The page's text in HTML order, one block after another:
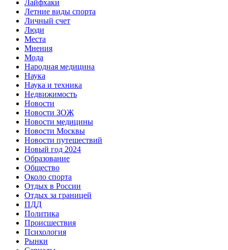
Лайфхаки
Летние виды спорта
Личный счет
Люди
Места
Мнения
Мода
Народная медицина
Наука
Наука и техника
Недвижимость
Новости
Новости ЗОЖ
Новости медицины
Новости Москвы
Новости путешествий
Новый год 2024
Образование
Общество
Около спорта
Отдых в России
Отдых за границей
ПДД
Политика
Происшествия
Психология
Рынки